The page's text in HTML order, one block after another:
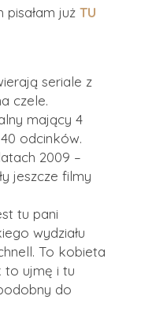
pisałam już TU
seriale z
czele.
mający 4
odcinków.
2009 –
jeszcze filmy
tu pani
wydziału
. To kobieta
to ujmę i tu
do